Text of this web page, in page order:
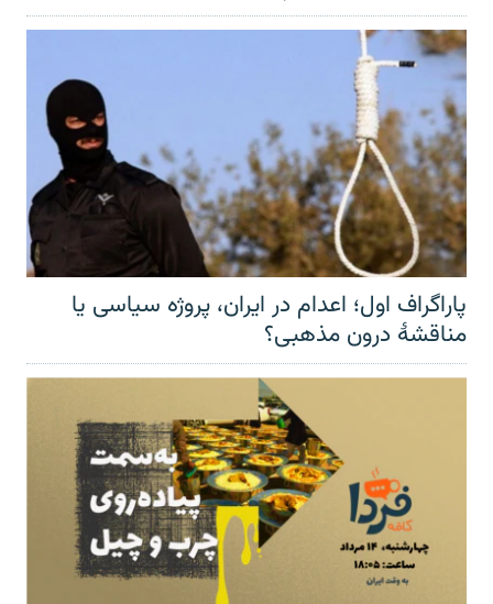
پاراگراف اول؛ اعدام در ایران، پروژه سیاسی یا
مناقشهٔ درون مذهبی؟